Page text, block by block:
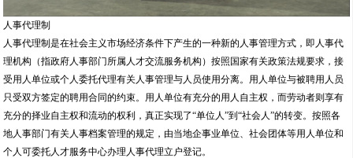
人事代理制
人事代理制是在社会主义市场经济条件下产生的一种新的人事管理方式，即人事代
理机构（指政府人事部门所属人才交流服务机构）按照国家有关政策法规要求，接
受用人单位或个人委托代理有关人事管理与人员使用分离。用人单位与被聘用人员
只受双方签定的聘用合同的约束。用人单位有充分的用人自主权，而劳动者则享有
充分的择业自主权和流动的权利，真正实现了“单位人”到“社会人”的转变。按照各
地人事部门有关人事档案管理的规定，由当地企事业单位、社会团体等用人单位和
个人可委托人才服务中心办理人事代理立户登记。